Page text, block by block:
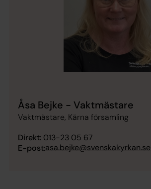
Åsa Bejke - Vaktmästare
Vaktmästare, Kärna församling
Direkt: 013-23 05 67
E-post:asa.bejke@svenskakyrkan.se